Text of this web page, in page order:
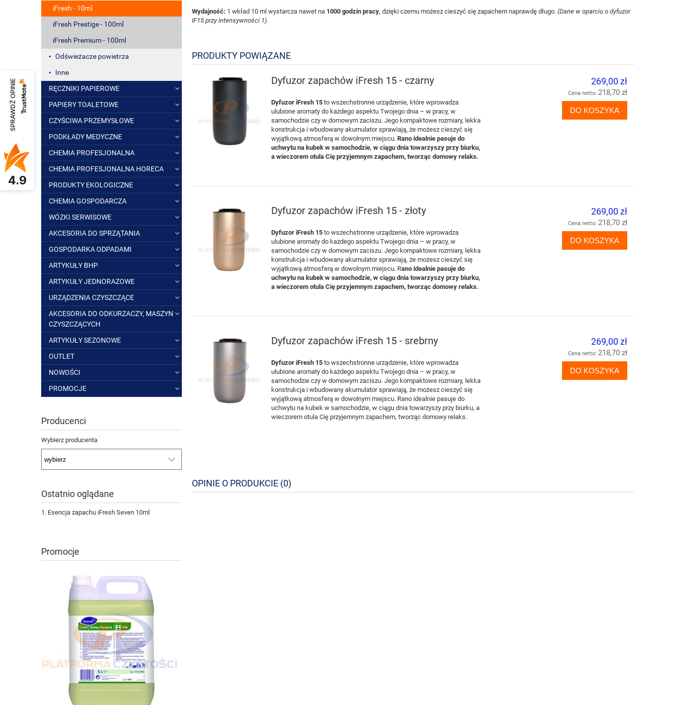
iFresh - 10ml
iFresh Prestige - 100ml
iFresh Premium - 100ml
Odświeżacze powietrza
Inne
RĘCZNIKI PAPIEROWE
PAPIERY TOALETOWE
CZYŚCIWA PRZEMYSŁOWE
PODKŁADY MEDYCZNE
CHEMIA PROFESJONALNA
CHEMIA PROFESJONALNA HORECA
PRODUKTY EKOLOGICZNE
CHEMIA GOSPODARCZA
WÓZKI SERWISOWE
AKCESORIA DO SPRZĄTANIA
GOSPODARKA ODPADAMI
ARTYKUŁY BHP
ARTYKUŁY JEDNORAZOWE
URZĄDZENIA CZYSZCZĄCE
AKCESORIA DO ODKURZACZY, MASZYN
CZYSZCZĄCYCH
ARTYKUŁY SEZONOWE
OUTLET
NOWOŚCI
PROMOCJE
Producenci
Wybierz producenta
Ostatnio oglądane
Esencja zapachu iFresh Seven 10ml
Promocje
Wydajność: 1 wkład 10 ml wystarcza nawet na 1000 godzin pracy, dzięki czemu możesz cieszyć się zapachem naprawdę długo. (Dane w oparciu o dyfuzor
IF15 przy intensywności 1).
PRODUKTY POWIĄZANE
Dyfuzor zapachów iFresh 15 - czarny
Dyfuzor iFresh 15to wszechstronne urządzenie, które wprowadza
ulubione aromaty do każdego aspektu Twojego dnia – w pracy, w
samochodzieczy w domowym zaciszu. Jego kompaktowe rozmiary, lekka
konstrukcja i wbudowany akumulatorsprawiają, żemożeszcieszyćsię
wyjątkową atmosferą w dowolnym miejscu.Rano idealniepasuje do
uchwytu na kubek w samochodzie,w ciągu dniatowarzyszy przy biurku,
a wieczorem otula Cięprzyjemnym zapachem, tworzącdomowy relaks.
269,00 zł
Cena netto: 218,70 zł
DO KOSZYKA
Dyfuzor zapachów iFresh 15 - złoty
Dyfuzor iFresh 15to wszechstronne urządzenie, które wprowadza
ulubione aromaty do każdego aspektu Twojego dnia – w pracy, w
samochodzieczy w domowym zaciszu. Jego kompaktowe rozmiary, lekka
konstrukcja i wbudowany akumulatorsprawiają, żemożeszcieszyćsię
wyjątkową atmosferą w dowolnym miejscu. Rano idealniepasuje do
uchwytu na kubek w samochodzie, w ciągu dniatowarzyszy przy biurku,
a wieczorem otula Cięprzyjemnym zapachem, tworzącdomowy relaks.
269,00 zł
Cena netto: 218,70 zł
DO KOSZYKA
Dyfuzor zapachów iFresh 15 - srebrny
Dyfuzor iFresh 15to wszechstronne urządzenie, które wprowadza
ulubione aromaty do każdego aspektu Twojego dnia – w pracy, w
samochodzieczy w domowym zaciszu. Jego kompaktowe rozmiary, lekka
konstrukcja i wbudowany akumulatorsprawiają, żemożeszcieszyćsię
wyjątkową atmosferą w dowolnym miejscu. Rano idealnie pasuje do
uchwytu na kubek w samochodzie, w ciągu dniatowarzyszy przy biurku, a
wieczorem otula Cię przyjemnym zapachem, tworzącdomowy relaks.
269,00 zł
Cena netto: 218,70 zł
DO KOSZYKA
OPINIE O PRODUKCIE (0)
SPRAWDŹ OPINIE
4.9